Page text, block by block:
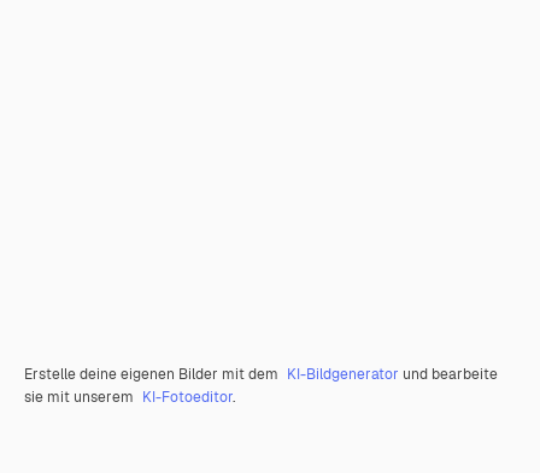
Erstelle deine eigenen Bilder mit dem KI-Bildgenerator und bearbeite
sie mit unserem KI-Fotoeditor.